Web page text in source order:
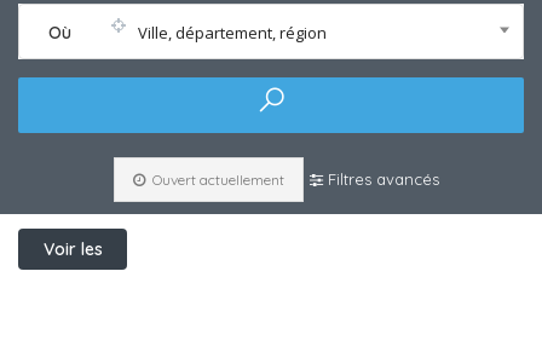
Où Ville, département, région
Ouvert actuellement Filtres avancés
Voir les